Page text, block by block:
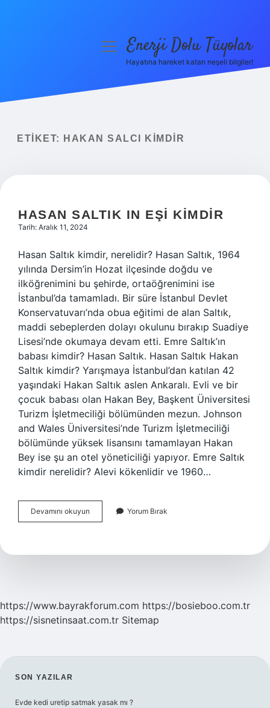
Yasal Uyarı
menüyüEnerji Dolu Tüyolar
Hayatına hareket katan neşeli bilgiler!
ETIKET: HAKAN SALCI KIMDIR
HASAN SALTIK IN EŞI KIMDIR
Tarih: Aralık 11, 2024
Hasan Saltık kimdir, nerelidir? Hasan Saltık, 1964
yılında Dersim’in Hozat ilçesinde doğdu ve
ilköğrenimini bu şehirde, ortaöğrenimini ise
İstanbul’da tamamladı. Bir süre İstanbul Devlet
Konservatuvarı’nda obua eğitimi de alan Saltık,
maddi sebeplerden dolayı okulunu bırakıp Suadiye
Lisesi’nde okumaya devam etti. Emre Saltık’ın
babası kimdir? Hasan Saltık. Hasan Saltık Hakan
Saltık kimdir? Yarışmaya İstanbul’dan katılan 42
yaşındaki Hakan Saltık aslen Ankaralı. Evli ve bir
çocuk babası olan Hakan Bey, Başkent Üniversitesi
Turizm İşletmeciliği bölümünden mezun. Johnson
and Wales Üniversitesi’nde Turizm İşletmeciliği
bölümünde yüksek lisansını tamamlayan Hakan
Bey ise şu an otel yöneticiliği yapıyor. Emre Saltık
kimdir nerelidir? Alevi kökenlidir ve 1960…
Devamını okuyun
Saltık
Kimdir
Yorum Bırak
https://www.bayrakforum.com https://bosieboo.com.tr
https://sisnetinsaat.com.tr Sitemap
SIDEBAR
SON YAZILAR
Evde kedi uretip satmak yasak mı ?